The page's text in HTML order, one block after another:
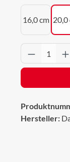
16,0 cm 20,0
Produkt
Hersteller: